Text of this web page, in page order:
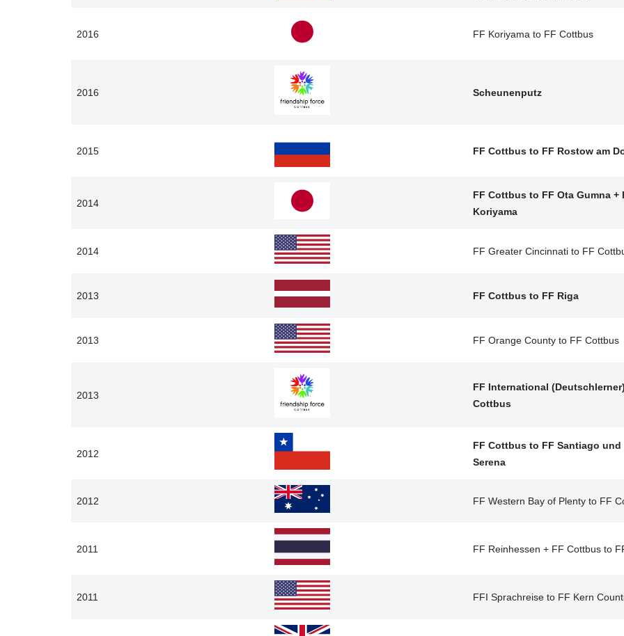
2016 FF Koriyama to FF Cottbus
2016 Scheunenputz
2015 FF Cottbus to FF Rostow am
2014
FF Cottbus to FF Ota Gumna +
Koriyama
2014 FF Greater Cincinnati to FF
2013 FF Cottbus to FF Riga
2013 FF Orange County to FF Cottbus
2013
FF International
Cottbus
2012
FF Cottbus to FF Santiago und
Serena
2012 FF Western Bay of Plenty to FF
2011 FF Reinhessen + FF Cottbus to
2011 FFI Sprachreise to FF Kern